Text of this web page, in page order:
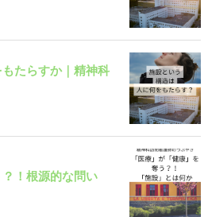
たらすか｜精神科
？！根源的な問い